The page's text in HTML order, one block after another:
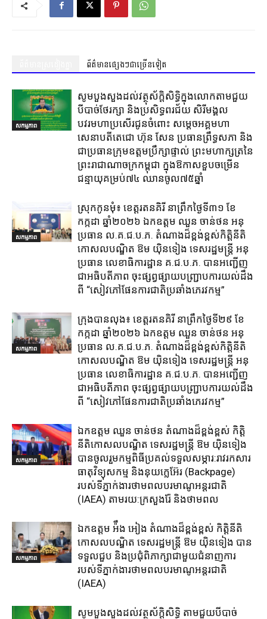
ព័ត៌មានផ្សេងៗជាច្រើនទៀត
សកម្មភាព
សូមបួងសួងដល់វត្ថុស័ក្តិសិទ្ធិក្នុងលោកតាមជួយ
បីបាច់ថែរក្សា និងប្រសិទ្ធពរជ័យ សិរីមង្គល
បវរមហាប្រសើរជូនចំពោះ សម្តេចអគ្គមហា
សេនាបតីតេជោ ហ៊ុន សែន ប្រធានព្រឹទ្ធសភា និង
ជាប្រធានក្រុមឧត្តមប្រឹក្សាផ្ទាល់ ព្រះមហាក្សត្រនៃ
ព្រះរាជាណាចក្រកម្ពុជា ក្នុងឱកាសខួបចម្រើន
ជន្មាយុគម្រប់៧៤ ឈានចូល៧៥ឆ្នាំ
សកម្មភាព
ស្រុក​កូនមុំ៖ ខេត្ត​រតនគិរី​ នាព្រឹកថ្ងៃទី៣១​ ខែ
កក្កដា ឆ្នាំ២០២៦ ឯកឧត្តម​ ឈួន ចាន់ថន អនុ
ប្រធាន ល.គ.ជ.ប.ភ. តំណាង​ដ៏ខ្ពង់ខ្ពស់​កិត្តិនីតិ
កោសលបណ្ឌិត​ ឱម​ យ៉ិនទៀង​ ទេសរដ្ឋមន្រ្តី​ អនុ
ប្រធាន​ លេខាធិការ​ដ្ឋាន​ គ.ជ.ប.ភ​. បានអញ្ជើញ
ជាអធិបតីភាព​ ចុះផ្សព្វផ្សាយ​បញ្ជ្រាប​ការ​យល់​ដឹង​
ពី​ “សៀវភៅផែនការជាតិប្រឆាំងភេរវកម្ម”
សកម្មភាព
ក្រុង​បាន​លុង​៖ ខេត្ត​រតនគិរី​ នាព្រឹកថ្ងៃទី២៩ ខែ
កក្កដា ឆ្នាំ២០២៦ ឯកឧត្តម​ ឈួន ចាន់ថន អនុ
ប្រធាន ល.គ.ជ.ប.ភ. តំណាង​ដ៏ខ្ពង់ខ្ពស់​កិត្តិនីតិ
កោសលបណ្ឌិត​ ឱម​ យ៉ិនទៀង​ ទេសរដ្ឋមន្រ្តី​ អនុ
ប្រធាន​ លេខាធិការ​ដ្ឋាន​ គ.ជ.ប.ភ​. បានអញ្ជើញ
ជាអធិបតីភាព​ ចុះផ្សព្វផ្សាយ​បញ្ជ្រាប​ការ​យល់​ដឹង​
ពី​ “សៀវភៅផែនការជាតិប្រឆាំងភេរវកម្ម”
សកម្មភាព
ឯកឧត្តម ឈួន​ ចាន់ថន​ តំណាងដ៏ខ្ពង់ខ្ពស់ កិត្តិ
នីតិកោសលបណ្ឌិត ទេសរដ្ឋមន្ត្រី ឱម យ៉ិនទៀង
បានចូលរួមកម្មពិធីប្រគល់ទទួលសម្ភារ:​រាវរកសារ
ធាតុវិទ្យុសកម្ម​ និង​នុយក្លេអ៊ែរ​ (Backpage)
របស់ទីភ្នាក់ងារថាមពលបរមាណូអន្តរជាតិ
(IAEA) តាមរយ:ក្រសួងរ៉ែ និងថាមពល​
សកម្មភាព
ឯកឧត្តម អ៉ឹង អៀង តំណាងដ៏ខ្ពង់ខ្ពស់ កិត្តិនីតិ
កោសលបណ្ឌិត ទេសរដ្ឋមន្ត្រី ឱម យ៉ិនទៀង បាន
ទទួលជួប និងប្រជុំពិភាក្សាជាមួយជំនាញការ
របស់ទីភ្នាក់ងារថាមពលបរមាណូអន្តរជាតិ
(IAEA)
សូមបួងសួងដល់វត្ថុស័ក្តិសិទ្ធិ តាមជួយបីបាច់